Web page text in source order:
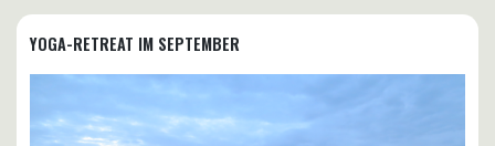
YOGA-RETREAT IM SEPTEMBER